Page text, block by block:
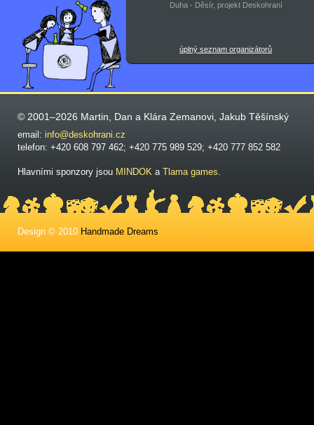
Duha - Děsír, projekt Deskohraní
úplný seznam organizátorů
© 2001–2026 Martin, Dan a Klára Zemanovi, Jakub Těšínský
email: info@deskohrani.cz
telefon: +420 608 797 462; +420 775 989 529; +420 777 852 582
Hlavními sponzory jsou MINDOK a Tlama games.
Design © 2010 Handmade Dreams